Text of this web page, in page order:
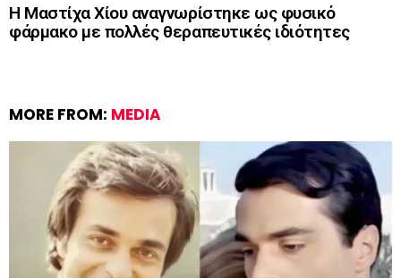
Η Μαστίχα Χίου αναγνωρίστηκε ως φυσικό
φάρμακο με πολλές θεραπευτικές ιδιότητες
MORE FROM: MEDIA